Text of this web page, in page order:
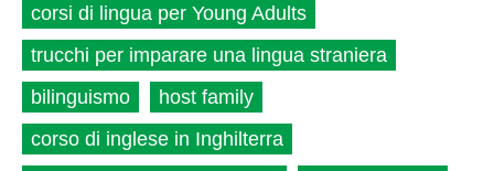
corsi di lingua per Young Adults
trucchi per imparare una lingua straniera
bilinguismo
host family
corso di inglese in Inghilterra